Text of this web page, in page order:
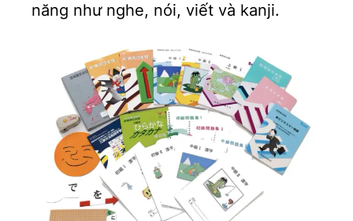
năng như nghe, nói, viết và kanji.